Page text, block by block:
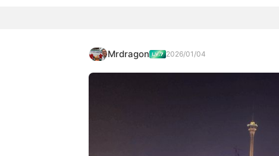
Mrdragon 2026/01/04